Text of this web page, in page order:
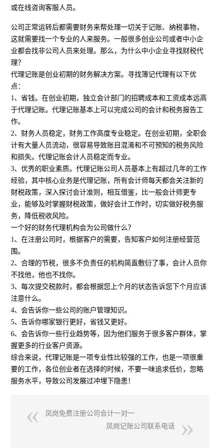
或在线咨询客服人员。
公司正常运转后都需要财务来帮处理一切关于记账、纳税事物，
这就需要找一个专业的人来服务。一般很多创业公司或者中小企
业都会找非公司人员来处理。那么，为什么中小企业寻找财税代
理？
代理记账是创业初期的财务解决方案。寻找簿记代理有以下优
点：
1、省钱。在创业初期，独立会计部门的招聘成本和工资成本远高
于代理记账。代理记账基本上可以完成公司的会计和税务报告工
作。
2、财务人员稳定，财务工作高度专业稳定。在创业初期，全职会
计有大量人员流动，很容易导致账目混淆和不可预知的税务风险
和损失。代理记账会计人员稳定而专业。
3、优秀的职业素质。代理记账公司人员基本上有超过几年的工作
经验，其中核心业务是代理记账，所有会计师每天都会关注新的
财税政策，深入探讨会计准则，相互借鉴，比一般会计师更专
业，能够及时掌握财税政策，做好会计工作时，切实做好税务服
务，降低税收风险。
一个好的财务代理机构会为公司做什么？
1、在注册公司时，根据客户的需要，告知客户如何注册经营范
围。
2、合理的节税，很多不负责任的机构简直敷衍了事，会计人员你
不找他，他也不找你。
3、每次提交税款时，都会根据您上个月的状态告诉您下个月应该
注意什么。
4、会告诉你一些公司的账户管理知识。
5、告诉你哪家银行更好，省钱又更好。
6、会告诉你一些行业趋势等，因为他们服务于很多客户群体，掌
握更多的行业客户资源。
综合来说，代理记账是一项专业性比较强的工作，也是一项很重
要的工作，各位创业者在选择的时候，不要一味追求低价，忽略
服务水平，导致公司发展过冲埋下隐患！
凤岗免费注册公司会计一对一
凤岗记账公司联系电话